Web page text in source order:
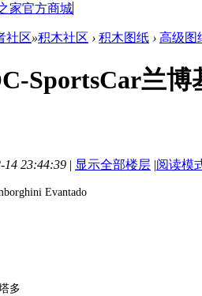
家官方商城
社区»积木社区 › 积木图纸 › 高级图
SportsCar兰博
14 23:44:39 | 显示全部楼层 |阅读模
Evantado
多